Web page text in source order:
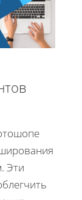
Эти